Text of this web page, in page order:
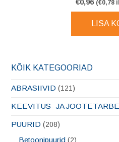
€0,96 (€0,78
LISA
KÕIK KATEGOORIAD
ABRASIIVID (121)
KEEVITUS- JA
PUURID (208)
Betoonipuurid (2)